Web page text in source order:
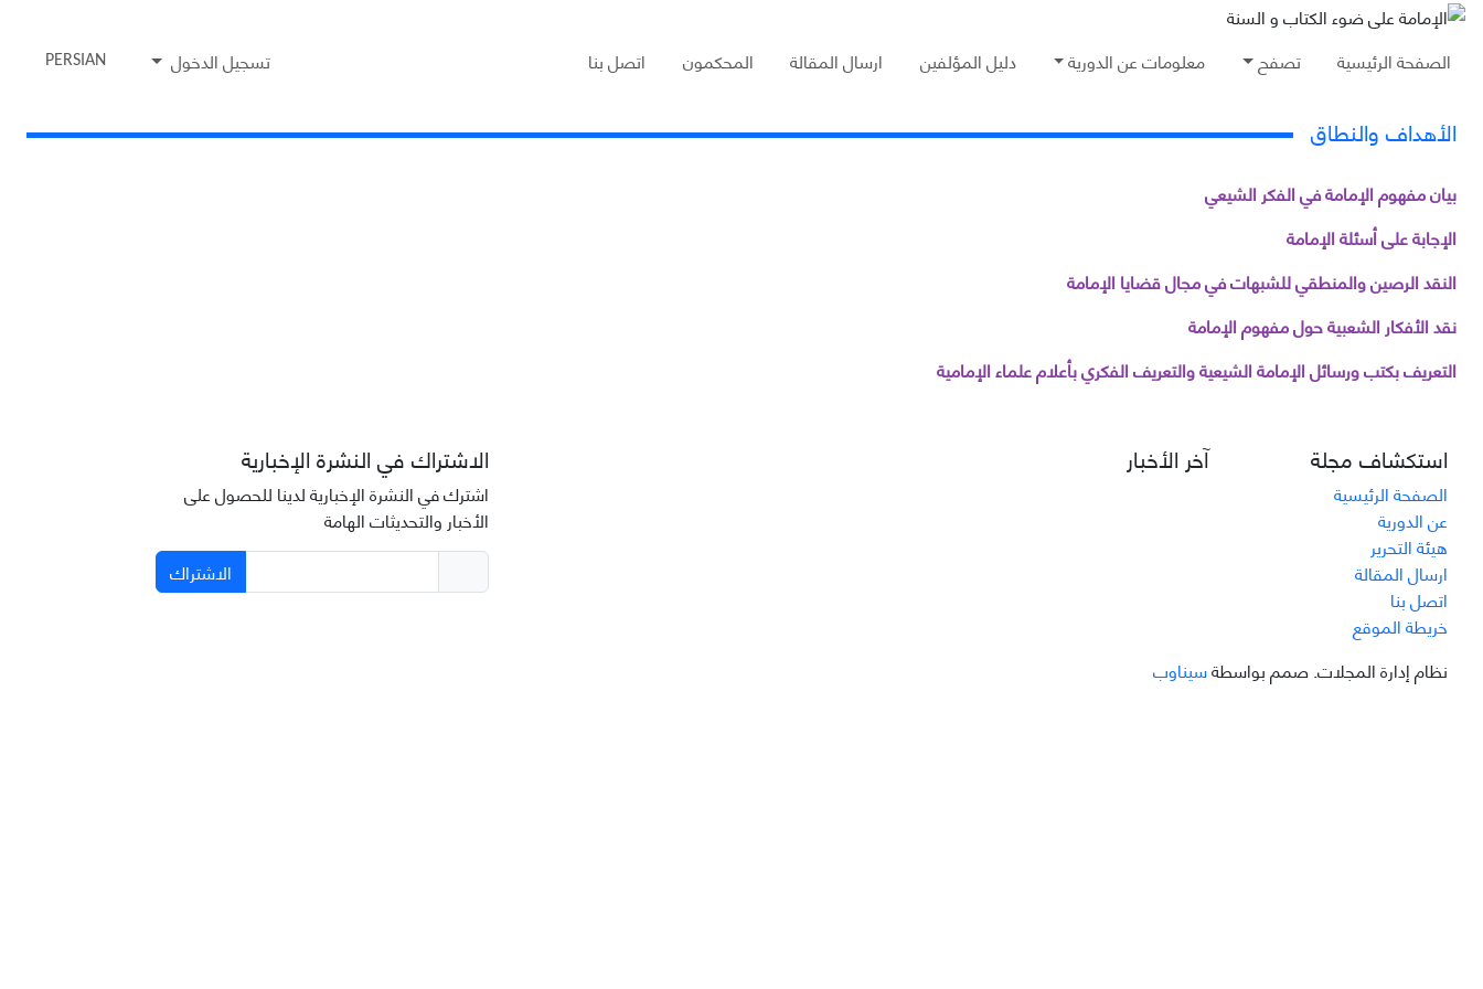
الصفحة الرئيسية تصفح معلومات عن الدورية دليل المؤلفين ارسال المقالة المحكمون اتصل بنا تسجيل الدخول PERSIAN
الأهداف والنطاق
بيان مفهوم الإمامة في الفكر الشيعي
الإجابة على أسئلة الإمامة
النقد الرصين والمنطقي للشبهات في مجال قضايا الإمامة
نقد الأفكار الشعبية حول مفهوم الإمامة
التعريف بكتب ورسائل الإمامة الشيعية والتعريف الفكري بأعلام علماء الإمامية
استكشاف مجلة
الصفحة الرئيسية
عن الدورية
هيئة التحرير
ارسال المقالة
اتصل بنا
خريطة الموقع
آخر الأخبار الاشتراك في النشرة الإخبارية
اشترك في النشرة الإخبارية لدينا للحصول على
الأخبار والتحديثات الهامة
الاشتراك
نظام إدارة المجلات.صمم بواسطةسیناوب